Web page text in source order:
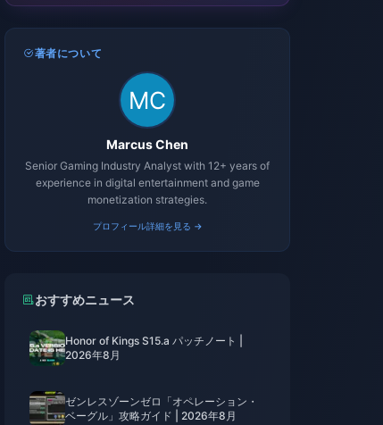
著者について
Marcus Chen
Senior Gaming Industry Analyst with 12+ years of
experience in digital entertainment and game
monetization strategies.
プロフィール詳細を見る →
おすすめニュース
Honor of Kings S15.a パッチノート |
2026年8月
ゼンレスゾーンゼロ「オペレーション・
ベーグル」攻略ガイド | 2026年8月